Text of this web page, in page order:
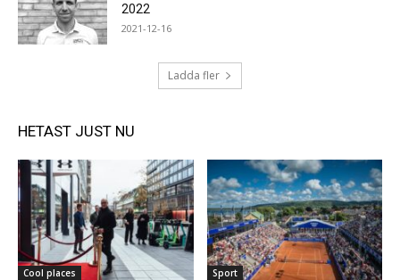
2022
2021-12-16
Ladda fler
HETAST JUST NU
Cool places Sport